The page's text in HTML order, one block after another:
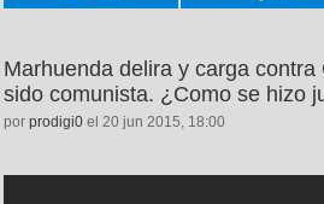
Marhuenda delira y carga
sido comunista. ¿Como se hizo
por prodigi0 el 20 jun 2015, 18:00